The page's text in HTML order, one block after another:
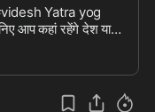
Yatra yog
आप कहां रहेंगे देश या